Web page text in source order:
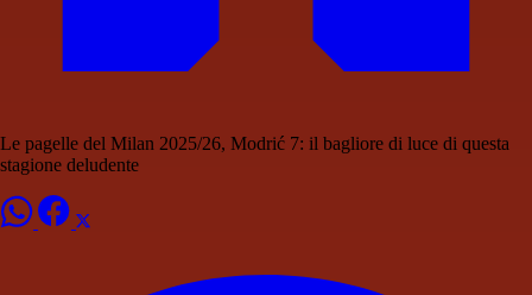
Le pagelle del Milan 2025/26, Modrić 7: il bagliore di luce di questa
stagione deludente